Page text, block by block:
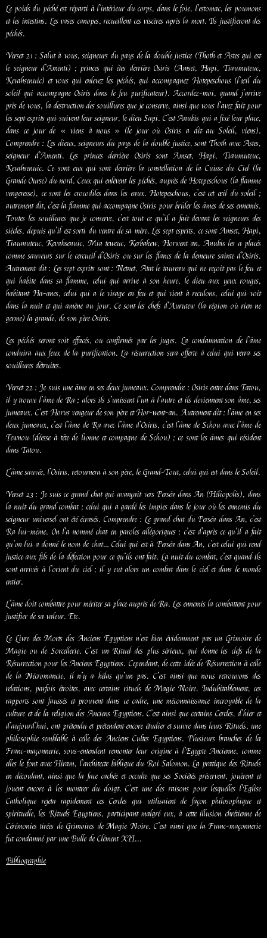
Le poids du péché est réparti à l’intérieur du corps, dans le foie, l’estomac, les poumons
et les intestins. Les vases canopes, recueillent ces viscères après la mort. Ils justifieront des
péchés.
Verset 21 : Salut à vous, seigneurs du pays de la double justice (Thoth et Astes qui est
le seigneur d’Amenti) ; princes qui êtes derrière Osiris (Amset, Hapi, Tiaumuteuc,
Kevahsenuic) et vous qui enlevez les péchés, qui accompagnez Hotepeschous (l’œil du
soleil qui accompagne Osiris dans le feu purificateur). Accordez-moi, quand j’arrive
près de vous, la destruction des souillures que je conserve, ainsi que vous l’avez fait pour
les sept esprits qui suivent leur seigneur, le dieu Sapi. C’est Anubis qui a fixé leur place,
dans ce jour de « viens à nous » (le jour où Osiris a dit au Soleil, viens).
Comprendre : Les dieux, seigneurs du pays de la double justice, sont Thoth avec Astes,
seigneur d’Amenti. Les princes derrière Osiris sont Amset, Hapi, Tiaumuteuc,
Kevahsenuic. Ce sont eux qui sont derrière la constellation de la Cuisse du Ciel (la
Grande Ourse) du nord. Ceux qui enlèvent les péchés, auprès de Hotepeschous (la flamme
vengeresse), ce sont les crocodiles dans les eaux. Hotepeschous, c’est cet œil du soleil ;
autrement dit, c’est la flamme qui accompagne Osiris pour brûler les âmes de ses ennemis.
Toutes les souillures que je conserve, c’est tout ce qu’il a fait devant les seigneurs des
siècles, depuis qu’il est sorti du ventre de sa mère. Les sept esprits, ce sont Amset, Hapi,
Tiaumuteuc, Kevahsenuic, Mia teweuc, Kerbakew, Horwent an. Anubis les a placés
comme sauveurs sur le cercueil d’Osiris ou sur les flancs de la demeure sainte d’Osiris.
Autrement dit : Les sept esprits sont : Netnet, Atat le taureau qui ne reçoit pas le feu et
qui habite dans sa flamme, celui qui arrive à son heure, le dieu aux yeux rouges,
habitant Ha-anes, celui qui a le visage en feu et qui vient à reculons, celui qui voit
dans la nuit et qui amène au jour. Ce sont les chefs d’Aurutew (la région où rien ne
germe) la grande, de son père Osiris.
Les péchés seront soit effacés, ou confirmés par les juges. La condamnation de l’âme
conduira aux feux de la purification. La résurrection sera offerte à celui qui verra ses
souillures détruites.
Verset 22 : Je suis une âme en ses deux jumeaux. Comprendre : Osiris entre dans Tatou,
il y trouve l’âme de Ra ; alors ils s’unissent l’un à l’autre et ils deviennent son âme, ses
jumeaux. C’est Horus vengeur de son père et Hor-went-an. Autrement dit : l’âme en ses
deux jumeaux, c’est l’âme de Ra avec l’âme d’Osiris, c’est l’âme de Schou avec l’âme de
Tewnou (déesse à tête de lionne et compagne de Schou) ; ce sont les âmes qui résident
dans Tatou.
L’âme sauvée, l’Osiris, retournera à son père, le Grand-Tout, celui qui est dans le Soleil.
Verset 23 : Je suis ce grand chat qui avançait vers Perséa dans An (Héliopolis), dans
la nuit du grand combat ; celui qui a gardé les impies dans le jour où les ennemis du
seigneur universel ont été écrasés. Comprendre : Le grand chat du Perséa dans An, c’est
Ra lui-même. On l’a nommé chat en paroles allégoriques ; c’est d’après ce qu’il a fait
qu’on lui a donné le nom de chat… Celui qui est à Perséa dans An, c’est celui qui rend
justice aux fils de la défection pour ce qu’ils ont fait. La nuit du combat, c’est quand ils
sont arrivés à l’orient du ciel ; il y eut alors un combat dans le ciel et dans le monde
entier.
L’âme doit combattre pour mériter sa place auprès de Ra. Les ennemis la combattent pour
justifier de sa valeur. Etc.
Le Livre des Morts des Anciens Egyptiens n’est bien évidemment pas un Grimoire de
Magie ou de Sorcellerie. C’est un Rituel des plus sérieux, qui donne les clefs de la
Résurrection pour les Anciens Egyptiens. Cependant, de cette idée de Résurrection à celle
de la Nécromancie, il n’y a hélas qu’un pas. C’est ainsi que nous retrouvons des
relations, parfois étroites, avec certains rituels de Magie Noire. Indubitablement, ces
rapports sont faussés et prouvent dans ce cadre, une méconnaissance incroyable de la
culture et de la religion des Anciens Egyptiens. C’est ainsi que certains Cercles, d’hier et
d’aujourd’hui, ont prétendu et prétendent encore étudier et suivre dans leurs Rituels, une
philosophie semblable à celle des Anciens Cultes Egyptiens. Plusieurs branches de la
Franc-maçonnerie, sous-entendent remonter leur origine à l’Egypte Ancienne, comme
elles le font avec Hiram, l’architecte biblique du Roi Salomon. La pratique des Rituels
en découlant, ainsi que la face cachée et occulte que ses Sociétés préservent, jouèrent et
jouent encore à les montrer du doigt. C’est une des raisons pour lesquelles l’Eglise
Catholique rejeta rapidement ces Cercles qui utilisaient de façon philosophique et
spirituelle, les Rituels Egyptiens, participant malgré eux, à cette illusion chrétienne de
Cérémonies tirées de Grimoires de Magie Noire. C’est ainsi que la Franc-maçonnerie
fut condamné par une Bulle de Clément XII...
Bibliographie